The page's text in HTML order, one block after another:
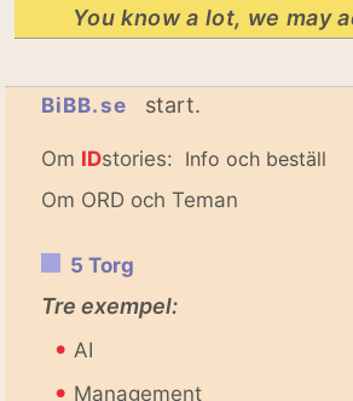
You know a lot, we may
BiBB.se start.
Om IDstories: Info och beställ
Om ORD och Teman
5 Torg
Tre exempel:
• AI
• Management